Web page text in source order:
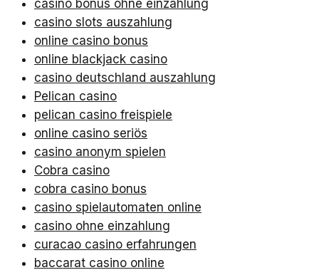
casino bonus ohne einzahlung
casino slots auszahlung
online casino bonus
online blackjack casino
casino deutschland auszahlung
Pelican casino
pelican casino freispiele
online casino seriös
casino anonym spielen
Cobra casino
cobra casino bonus
casino spielautomaten online
casino ohne einzahlung
curacao casino erfahrungen
baccarat casino online